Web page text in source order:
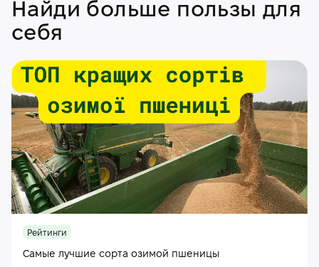
Найди больше пользы для
себя
Рейтинги
Самые лучшие сорта озимой пшеницы